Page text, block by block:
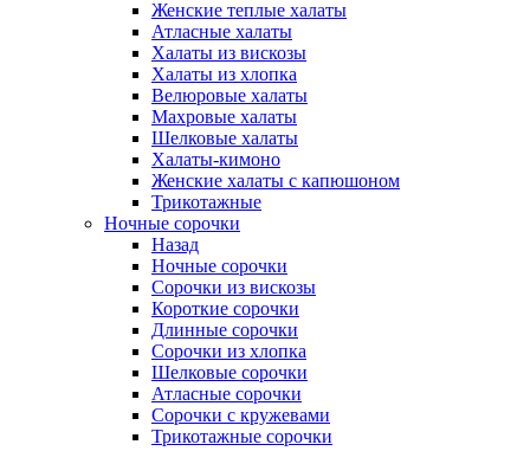
Женские теплые халаты
Атласные халаты
Халаты из вискозы
Халаты из хлопка
Велюровые халаты
Махровые халаты
Шелковые халаты
Халаты-кимоно
Женские халаты с капюшоном
Трикотажные
Ночные сорочки
Назад
Ночные сорочки
Сорочки из вискозы
Короткие сорочки
Длинные сорочки
Сорочки из хлопка
Шелковые сорочки
Атласные сорочки
Сорочки с кружевами
Трикотажные сорочки